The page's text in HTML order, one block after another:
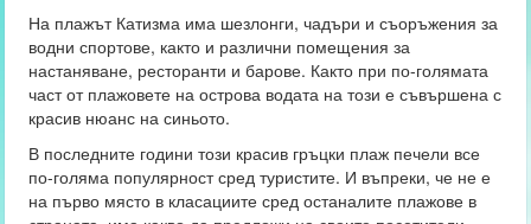
На плажът Катизма има шезлонги, чадъри и съоръжения за
водни спортове, както и различни помещения за
настаняване, ресторанти и барове. Както при по-голямата
част от плажовете на острова водата на този е съвършена с
красив нюанс на синьото.
В последните години този красив гръцки плаж печели все
по-голяма популярност сред туристите. И въпреки, че не е
на първо място в класациите сред останалите плажове в